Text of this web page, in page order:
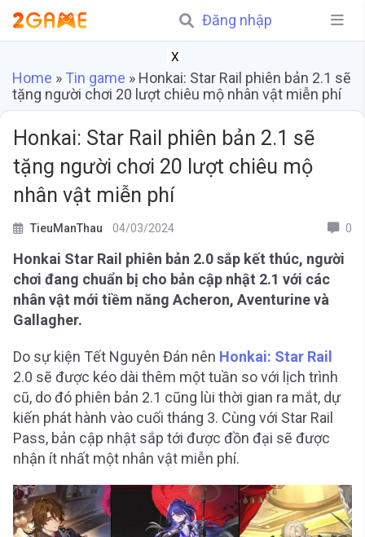
Đăng nhập
X
Home » Tin game » Honkai: Star Rail phiên bản 2.1 sẽ
tặng người chơi 20 lượt chiêu mộ nhân vật miễn phí
Honkai: Star Rail phiên bản 2.1 sẽ
tặng người chơi 20 lượt chiêu mộ
nhân vật miễn phí
TieuManThau 04/03/2024 0
Honkai Star Rail phiên bản 2.0 sắp kết thúc, người
chơi đang chuẩn bị cho bản cập nhật 2.1 với các
nhân vật mới tiềm năng Acheron, Aventurine và
Gallagher.
Do sự kiện Tết Nguyên Đán nên Honkai: Star Rail
2.0 sẽ được kéo dài thêm một tuần so với lịch trình
cũ, do đó phiên bản 2.1 cũng lùi thời gian ra mắt, dự
kiến phát hành vào cuối tháng 3. Cùng với Star Rail
Pass, bản cập nhật sắp tới được đồn đại sẽ được
nhận ít nhất một nhân vật miễn phí.